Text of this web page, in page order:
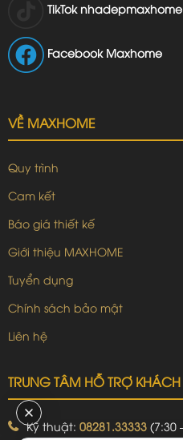
TikTok
Facebook Maxhome
VỀ MAXHOME
Quy trình
Cam kết
Báo giá thiết kế
Giới thiệu MAXHOME
Tuyển dụng
Chính sách bảo mật
Liên hệ
TRUNG TÂM HỖ TRỢ
Kỹ thuật: 08281.33333 (7:30